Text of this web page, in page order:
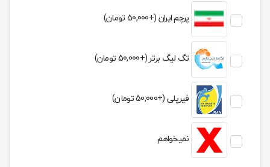
پرچم ایران (+50,000 تومان)
تگ لیگ برتر (+50,000 تومان)
فیرپلی (+50,000 تومان)
نمیخواهم